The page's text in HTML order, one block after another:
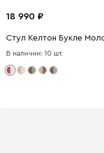
18 990
Стул Келтон Букле
В наличии: 10 шт.